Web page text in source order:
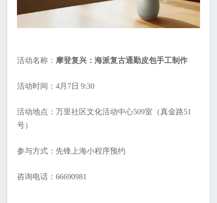
活动名称： 摩登复兴：海派复古通勤皮包手工制作
活动时间：4月7日 9:30
活动地点：万里社区文化活动中心509室（真金路51
号）
参与方式：先锋上海小程序预约
咨询电话：66690981